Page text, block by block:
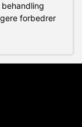
forbedrer